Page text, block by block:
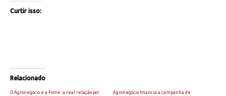
Curtir isso:
Relacionado
O Agronegócio e a Fome: a real relação por
Agronegócio financia a campanha de